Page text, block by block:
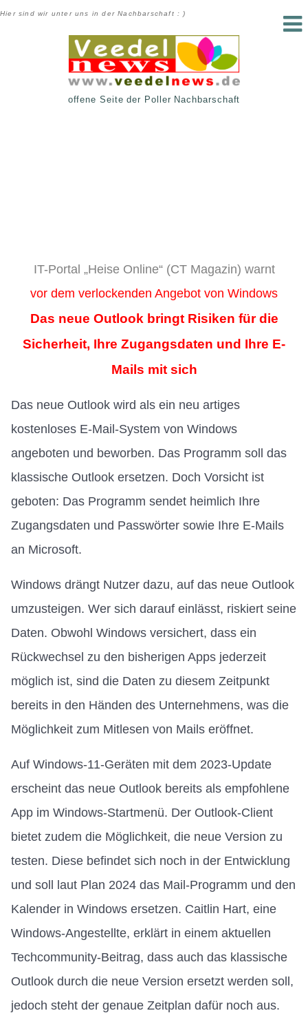
Hier sind wir unter uns in der Nachbarschaft : )
offene Seite der Poller Nachbarschaft
IT-Portal „Heise Online“ (CT Magazin) warnt
vor dem verlockenden Angebot von Windows
Das neue Outlook bringt Risiken für die
Sicherheit, Ihre Zugangsdaten und Ihre E-
Mails mit sich
Das neue Outlook wird als ein neu artiges
kostenloses E-Mail-System von Windows
angeboten und beworben. Das Programm soll das
klassische Outlook ersetzen. Doch Vorsicht ist
geboten: Das Programm sendet heimlich Ihre
Zugangsdaten und Passwörter sowie Ihre E-Mails
an Microsoft.
Windows drängt Nutzer dazu, auf das neue Outlook
umzusteigen. Wer sich darauf einlässt, riskiert seine
Daten. Obwohl Windows versichert, dass ein
Rückwechsel zu den bisherigen Apps jederzeit
möglich ist, sind die Daten zu diesem Zeitpunkt
bereits in den Händen des Unternehmens, was die
Möglichkeit zum Mitlesen von Mails eröffnet.
Auf Windows-11-Geräten mit dem 2023-Update
erscheint das neue Outlook bereits als empfohlene
App im Windows-Startmenü. Der Outlook-Client
bietet zudem die Möglichkeit, die neue Version zu
testen. Diese befindet sich noch in der Entwicklung
und soll laut Plan 2024 das Mail-Programm und den
Kalender in Windows ersetzen. Caitlin Hart, eine
Windows-Angestellte, erklärt in einem aktuellen
Techcommunity-Beitrag, dass auch das klassische
Outlook durch die neue Version ersetzt werden soll,
jedoch steht der genaue Zeitplan dafür noch aus.